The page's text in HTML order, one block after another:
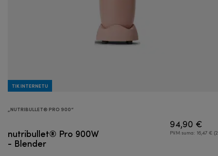
TIK INTERNETU
„NUTRIBULLET® PRO 900“
nutribullet® Pro 900W
- Blender
94,90 €
PVM suma: 16,47 €